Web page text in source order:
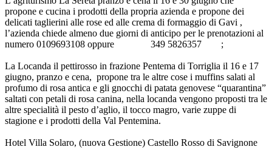
propone e cucina i prodotti della propria azienda e propone dei
delicati taglierini alle rose ed alle crema di formaggio di Gavi ,
l’azienda chiede almeno due giorni di anticipo per le prenotazioni al
numero 0109693108 oppure 349 5826357 ;
La Locanda il pettirosso in frazione Pentema di Torriglia il 16 e 17
giugno, pranzo e cena, propone tra le altre cose i muffins salati al
profumo di rosa antica e gli gnocchi di patata genovese “quarantina”
saltati con petali di rosa canina, nella locanda vengono proposti tra le
altre specialità il pesto d’aglio, il tocco magro, varie zuppe di
stagione e i prodotti della Val Pentemina.
Hotel Villa Solaro, (nuova Gestione) Castello Rosso di Savignone